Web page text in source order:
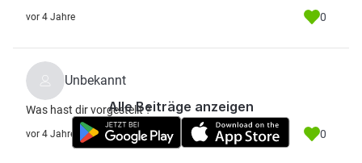
vor 4 Jahre 0
Unbekannt
Was hast dir vorgestellt ?
vor 4 Jahre 0
Alle Beiträge anzeigen